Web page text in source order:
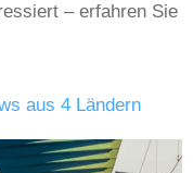
– erfahren Sie
aus 4 Ländern